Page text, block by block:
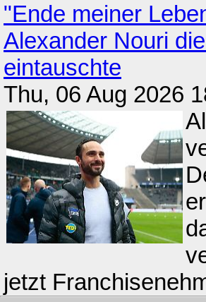
"Ende meiner
Alexander Nouri
eintauschte
Thu, 06 Aug 2026
jetzt